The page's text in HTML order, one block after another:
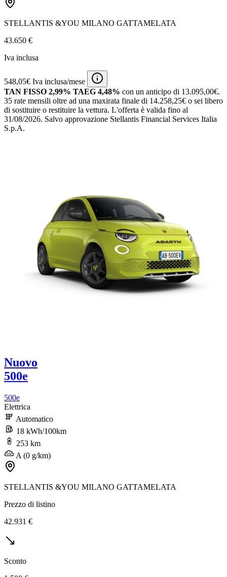
STELLANTIS &YOU MILANO GATTAMELATA
43.650 €
Iva inclusa
548,05€ Iva inclusa/mese
TAN FISSO 2,99% TAEG 4,48% con un anticipo di 13.095,00€.
35 rate mensili oltre ad una maxirata finale di 14.258,25€ o sei libero
di sostituire o restituire la vettura. L'offerta è valida fino al
31/08/2026. Salvo approvazione Stellantis Financial Services Italia
S.p.A.
Nuovo
500e
500e
Elettrica
Automatico
18 kWh/100km
253 km
A (0 g/km)
STELLANTIS &YOU MILANO GATTAMELATA
Prezzo di listino
42.931 €
Sconto